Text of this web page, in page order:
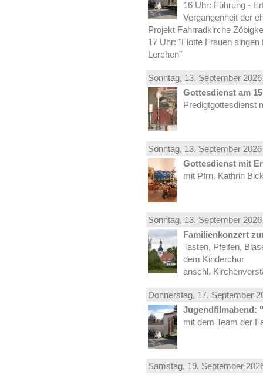
16 Uhr: Führung -
Vergangenheit der
Projekt Fahrradkirche
17 Uhr: "Flotte Frauen
Lerchen"
Sonntag, 13. September
Gottesdienst am
Predigtgottesdienst
Sonntag, 13. September
Gottesdienst mit
mit Pfrn. Kathrin
Sonntag, 13. September
Familienkonzert
Tasten, Pfeifen,
dem Kinderchor
anschl.
Donnerstag, 17. September
Jugendfilmabend:
mit dem Team der
Samstag, 19. September